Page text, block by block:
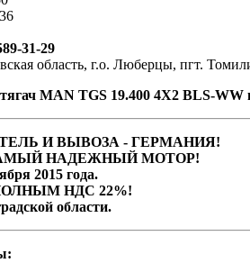
31-29
область, г.о. Люберцы, пгт.
MAN TGS 19.400 4X2 BLS-WW
И ВЫВОЗА - ГЕРМАНИЯ!
НАДЕЖНЫЙ МОТОР!
2015 года.
НДС 22%!
области.